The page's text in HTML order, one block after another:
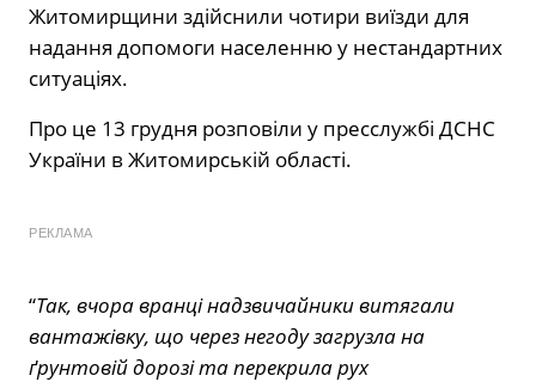
Житомирщини здійснили чотири виїзди для
надання допомоги населенню у нестандартних
ситуаціях.
Про це 13 грудня розповіли у пресслужбі ДСНС
України в Житомирській області.
РЕКЛАМА
“Так, вчора вранці надзвичайники витягали
вантажівку, що через негоду загрузла на
ґрунтовій дорозі та перекрила рух